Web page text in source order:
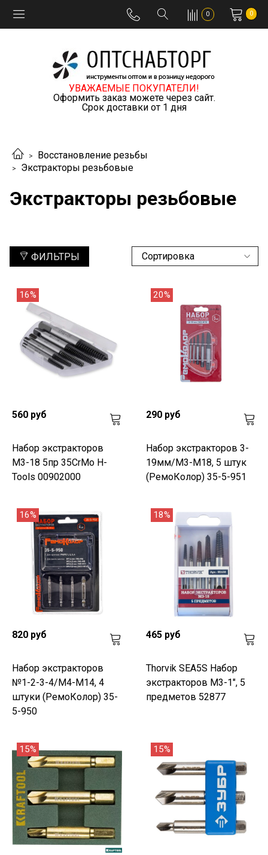
0 0
УВАЖАЕМЫЕ ПОКУПАТЕЛИ!
Оформить заказ можете через сайт.
Срок доставки от 1 дня
Восстановление резьбы
Экстракторы резьбовые
Экстракторы резьбовые
ФИЛЬТРЫ
16%
560 руб
Набор экстракторов
М3-18 5пр 35CrMo H-
Tools 00902000
20%
290 руб
Набор экстракторов 3-
19мм/М3-М18, 5 штук
(РемоКолор) 35-5-951
16%
820 руб
Набор экстракторов
№1-2-3-4/М4-М14, 4
штуки (РемоКолор) 35-
5-950
18%
465 руб
Thorvik SEA5S Набор
экстракторов М3-1", 5
предметов 52877
15% 15%